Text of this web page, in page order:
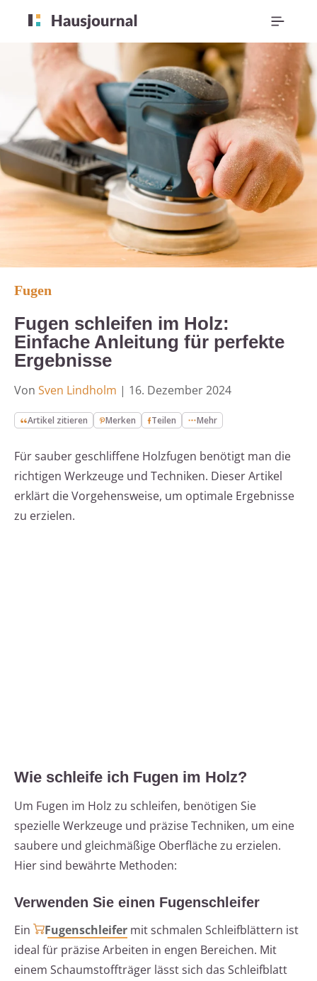
Fugen
Fugen schleifen im Holz:
Einfache Anleitung für perfekte
Ergebnisse
Von Sven Lindholm | 16. Dezember 2024
Artikel zitieren Merken Teilen Mehr
Für sauber geschliffene Holzfugen benötigt man die
richtigen Werkzeuge und Techniken. Dieser Artikel
erklärt die Vorgehensweise, um optimale Ergebnisse
zu erzielen.
Wie schleife ich Fugen im Holz?
Um Fugen im Holz zu schleifen, benötigen Sie
spezielle Werkzeuge und präzise Techniken, um eine
saubere und gleichmäßige Oberfläche zu erzielen.
Hier sind bewährte Methoden:
Verwenden Sie einen Fugenschleifer
Ein
Fugenschleifer mit schmalen Schleifblättern ist
ideal für präzise Arbeiten in engen Bereichen. Mit
einem Schaumstoffträger lässt sich das Schleifblatt